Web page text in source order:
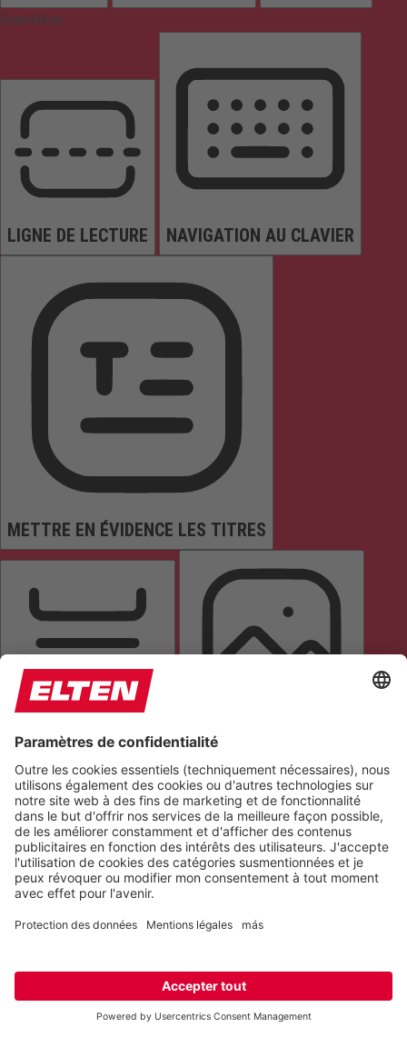
Orientation
LIGNE DE LECTURE NAVIGATION AU CLAVIER
METTRE EN ÉVIDENCE LES TITRES
MASQUE DE LECTURE MASQUER LES IMAGES
TOUT METTRE EN ÉVIDENCE